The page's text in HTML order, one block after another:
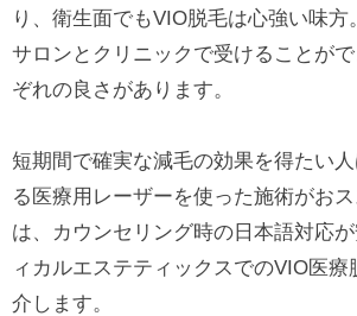
り、衛生面でもVIO脱毛は心強い味方
サロンとクリニックで受けることが
ぞれの良さがあります。
短期間で確実な減毛の効果を得たい
る医療用レーザーを使った施術がお
は、カウンセリング時の日本語対応
ィカルエステティックスでのVIO医療
介します。